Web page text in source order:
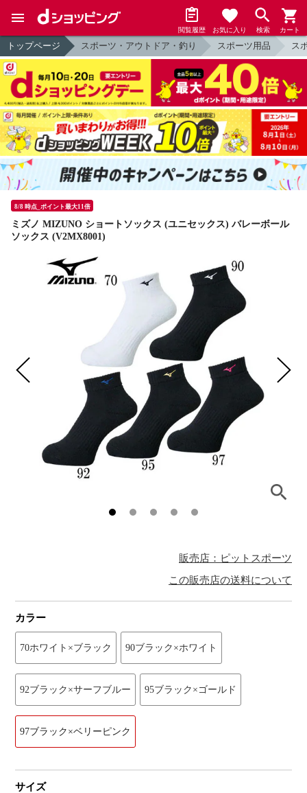
閲覧履歴 お気に入り 検索 カート
トップページ スポーツ・アウトドア・釣り スポーツ用品 ス
8/8 時点_ポイント最大11倍
ミズノ MIZUNO ショートソックス (ユニセックス) バレーボール
ソックス (V2MX8001)
販売店：ピットスポーツ
この販売店の送料について
カラー
70ホワイト×ブラック 90ブラック×ホワイト
92ブラック×サーフブルー 95ブラック×ゴールド
97ブラック×ベリーピンク
サイズ